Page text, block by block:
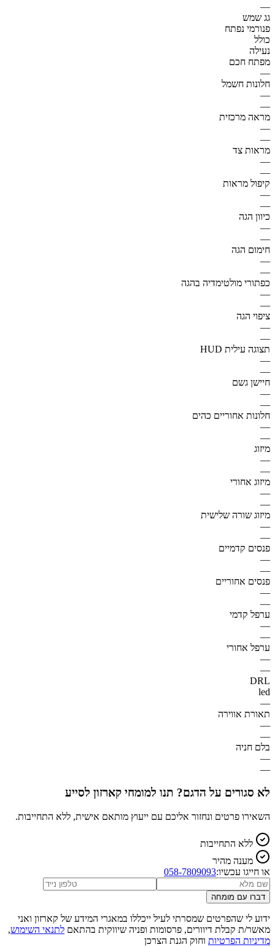
—
גג שמש
פנורמי נפתח
כולל
נעילה
מפתח חכם
—
חלונות חשמל
—
—
מראה מרכזית
—
—
מראות צד
—
—
קיפול מראות
—
—
כיוון הגה
—
—
חימום הגה
—
—
כפתורי מולטימדיה בהגה
—
—
ציפוי הגה
—
—
תצוגה עילית HUD
—
—
חיישן גשם
—
—
חלונות אחוריים כהים
—
—
מיזוג
—
—
מיזוג אחורי
—
—
מיזוג שורה שלישית
—
—
פנסים קדמיים
—
—
פנסים אחוריים
—
—
ערפל קדמי
—
—
ערפל אחורי
—
—
DRL
led
—
תאורת אווירה
—
—
בלם חניה
—
—
לא סגורים על הדגם? תנו למומחי קארזון לסייע
השאירו פרטים ונחזור אליכם עם ייעוץ מותאם אישית, ללא התחייבות.
ללא התחייבות
מענה מהיר
או חייגו עכשיו:058-7809093
דברו עם מומחה
ידוע לי שהפרטים שמסרתי לעיל ייכללו במאגרי המידע של קארזון ואני
מאשר/ת קבלת דיוורים, פרסומות ופניה שיווקית בהתאם לתנאי השימוש,
מדיניות הפרטיות וחוק הגנת הצרכן